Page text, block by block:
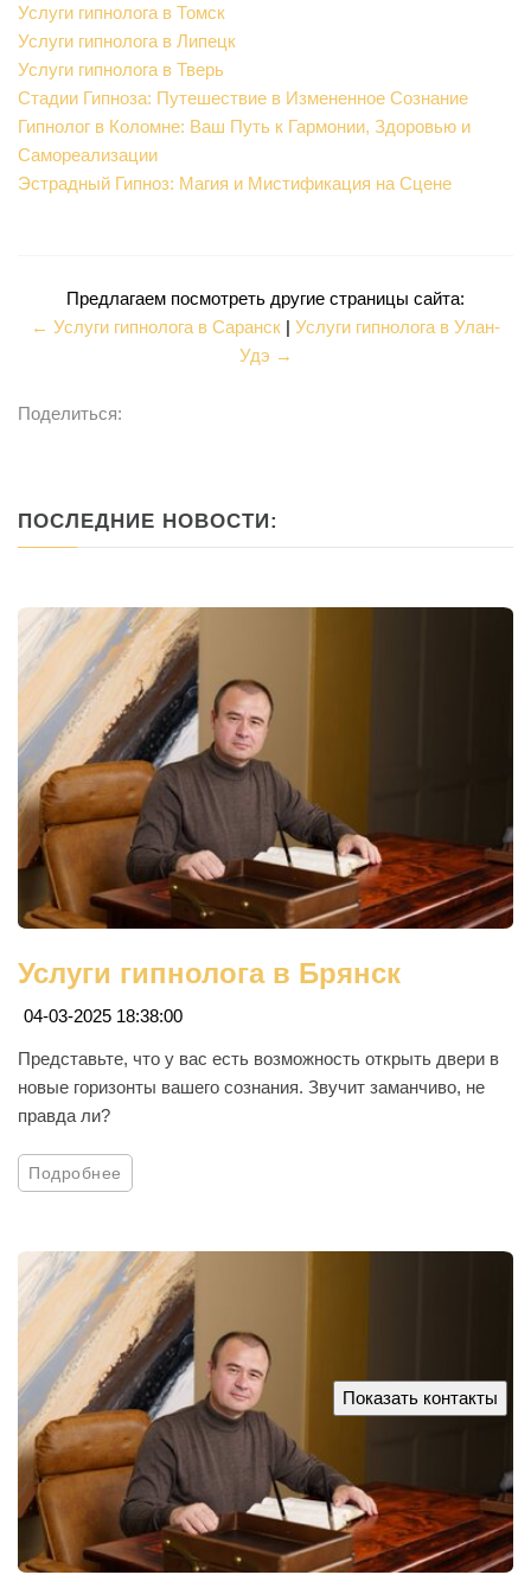
Услуги гипнолога в Томск
Услуги гипнолога в Липецк
Услуги гипнолога в Тверь
Стадии Гипноза: Путешествие в Измененное Сознание
Гипнолог в Коломне: Ваш Путь к Гармонии, Здоровью и
Самореализации
Эстрадный Гипноз: Магия и Мистификация на Сцене
Предлагаем посмотреть другие страницы сайта:
← Услуги гипнолога в Саранск | Услуги гипнолога в Улан-
Удэ →
Поделиться:
ПОСЛЕДНИЕ НОВОСТИ:
Услуги гипнолога в Брянск
04-03-2025 18:38:00
Представьте, что у вас есть возможность открыть двери в
новые горизонты вашего сознания. Звучит заманчиво, не
правда ли?
Подробнее
Показать контакты